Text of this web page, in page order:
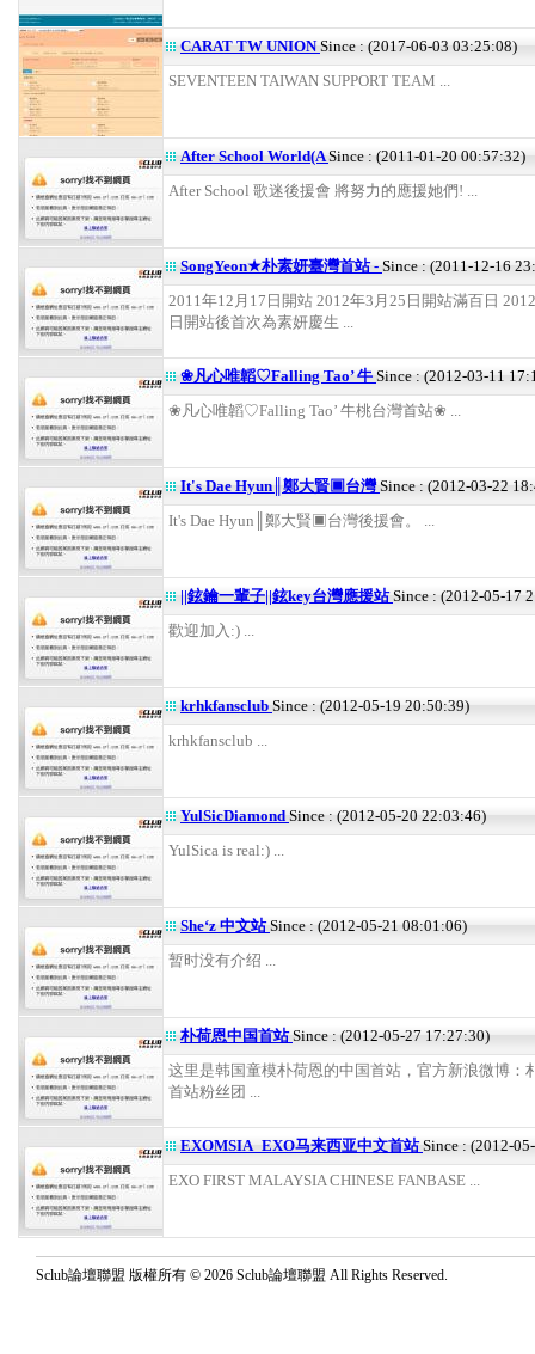
CARAT TW UNIONSince : (2017-06-03 03:25:08)
SEVENTEEN TAIWAN SUPPORT TEAM ...
After School World(ASince : (2011-01-20 00:57:32)
After School 歌迷後援會 將努力的應援她們! ...
SongYeon★朴素妍臺灣首站 - Since : (2011-12-16
2011年12月17日開站 2012年3月25日開站滿百日
日開站後首次為素妍慶生 ...
❀凡心唯韜♡Falling Tao’ 牛Since : (2012-03-11
❀凡心唯韜♡Falling Tao’ 牛桃台灣首站❀ ...
It's Dae Hyun║鄭大賢▣台灣Since : (2012-03-22
It's Dae Hyun║鄭大賢▣台灣後援會。 ...
||鉉鑰一輩子||鉉key台灣應援站Since : (2012-05-17
歡迎加入:) ...
krhkfansclub Since : (2012-05-19 20:50:39)
krhkfansclub ...
YulSicDiamondSince : (2012-05-20 22:03:46)
YulSica is real:) ...
She‘z 中文站Since : (2012-05-21 08:01:06)
暂时没有介绍 ...
朴荷恩中国首站Since : (2012-05-27 17:27:30)
这里是韩国童模朴荷恩的中国首站，官方新浪微博：
首站粉丝团 ...
EXOMSIA_EXO马来西亚中文首站Since : (2012-
EXO FIRST MALAYSIA CHINESE FANBASE ...
Sclub論壇聯盟 版權所有 © 2026 Sclub論壇聯盟 All Rights Reserved.